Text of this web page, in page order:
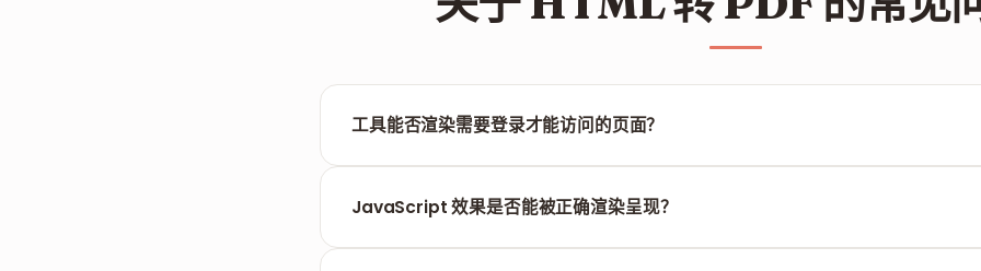
工具能否渲染需要登录才能访问的页面？
JavaScript 效果是否能被正确渲染呈现？